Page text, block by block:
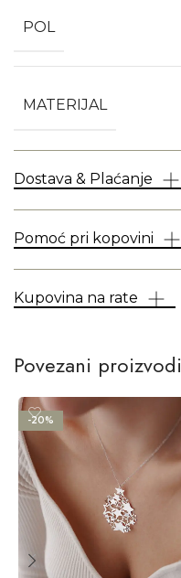
POL
MATERIJAL
Dostava & Plaćanje
Pomoć pri kopovini
Kupovina na rate
Povezani proizvodi
-20%